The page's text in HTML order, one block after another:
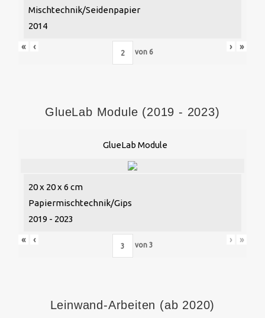
Mischtechnik/Seidenpapier
2014
« ‹
von 6
› »
GlueLab Module (2019 - 2023)
GlueLab Module
20 x 20 x 6 cm
Papiermischtechnik/Gips
2019 - 2023
« ‹
von 3
› »
Leinwand-Arbeiten (ab 2020)